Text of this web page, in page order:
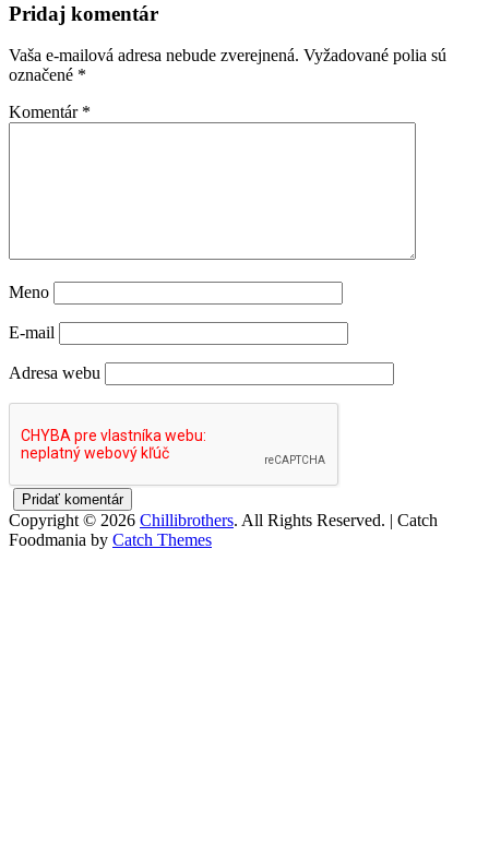
Pridaj komentár
Vaša e-mailová adresa nebude zverejnená. Vyžadované polia sú
označené *
Komentár *
Meno
E-mail
Adresa webu
Copyright © 2026 Chillibrothers. All Rights Reserved. | Catch
Foodmania by Catch Themes